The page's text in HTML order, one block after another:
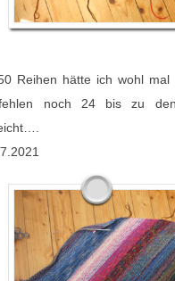
Reihen hätte ich wohl mal
noch 24 bis zu den